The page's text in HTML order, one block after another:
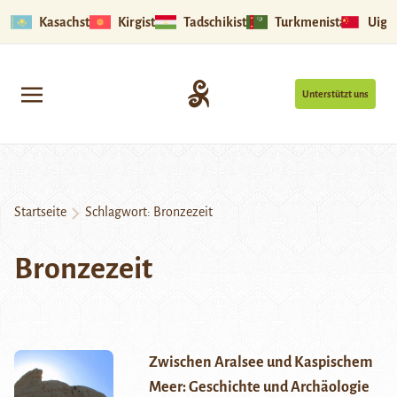
Kasachstan Kirgistan Tadschikistan Turkmenistan
Unterstützt uns
Startseite Schlagwort: Bronzezeit
Bronzezeit
Zwischen Aralsee und Kaspischem
Meer: Geschichte und Archäologie